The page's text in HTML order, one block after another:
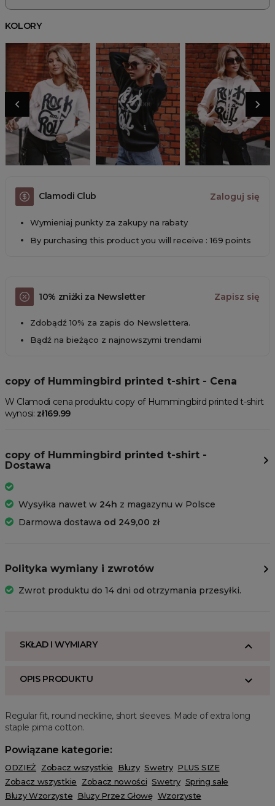
KOLORY
Clamodi Club Zaloguj się
Wymieniaj punkty za zakupy na rabaty
By purchasing this product you will receive : 169 points
10% zniżki za Newsletter Zapisz się
Zdobądź 10% za zapis do Newslettera.
Bądź na bieżąco z najnowszymi trendami
copy of Hummingbird printed t-shirt - Cena
W Clamodi cena produktu copy of Hummingbird printed t-shirt
wynosi: zł169.99
copy of Hummingbird printed t-shirt -
Dostawa
Wysyłka nawet w 24h z magazynu w Polsce
Darmowa dostawa od 249,00 zł
Polityka wymiany i zwrotów
Zwrot produktu do 14 dni od otrzymania przesyłki.
SKŁAD I WYMIARY
OPIS PRODUKTU
Regular fit, round neckline, short sleeves. Made of extra long
staple pima cotton.
Powiązane kategorie:
ODZIEŻ Zobacz wszystkie Bluzy Swetry PLUS SIZE
Zobacz wszystkie
Zobacz nowości Swetry Spring sale
Bluzy Wzorzyste Bluzy Przez Głowę Wzorzyste